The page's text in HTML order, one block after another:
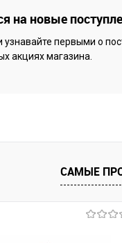
В наличии
на новые
узнавайте первыми о
акциях магазина.
САМЫЕ